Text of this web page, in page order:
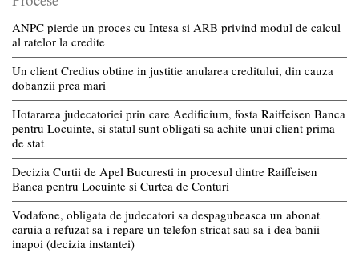
ANPC pierde un proces cu Intesa si ARB privind modul de calcul
al ratelor la credite
Un client Credius obtine in justitie anularea creditului, din cauza
dobanzii prea mari
Hotararea judecatoriei prin care Aedificium, fosta Raiffeisen Banca
pentru Locuinte, si statul sunt obligati sa achite unui client prima
de stat
Decizia Curtii de Apel Bucuresti in procesul dintre Raiffeisen
Banca pentru Locuinte si Curtea de Conturi
Vodafone, obligata de judecatori sa despagubeasca un abonat
caruia a refuzat sa-i repare un telefon stricat sau sa-i dea banii
inapoi (decizia instantei)